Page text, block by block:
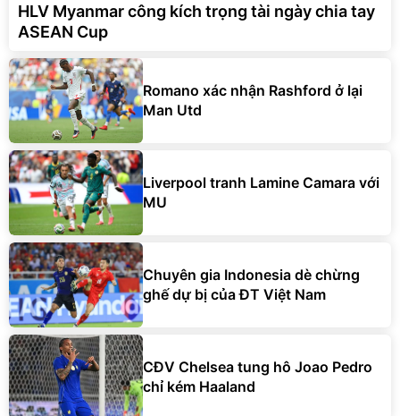
HLV Myanmar công kích trọng tài ngày chia tay
ASEAN Cup
Romano xác nhận Rashford ở lại
Man Utd
Liverpool tranh Lamine Camara với
MU
Chuyên gia Indonesia dè chừng
ghế dự bị của ĐT Việt Nam
CĐV Chelsea tung hô Joao Pedro
chỉ kém Haaland